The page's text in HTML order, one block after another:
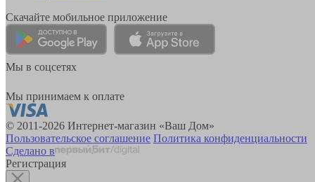
Скачайте мобильное приложение
Мы в соцсетях
Мы принимаем к оплате
© 2011-2026 Интернет-магазин «Ваш Дом»
Пользовательское соглашение Политика конфиденциальности
Сделано в
Регистрация